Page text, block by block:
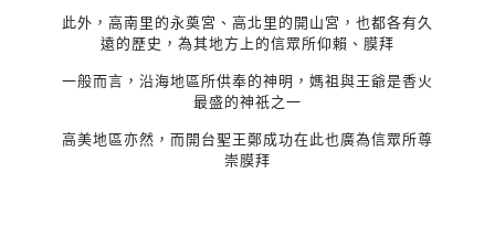
此外，高南里的永奠宮、高北里的開山宮，也都各有久
遠的歷史，為其地方上的信眾所仰賴、膜拜
一般而言，沿海地區所供奉的神明，媽祖與王爺是香火
最盛的神祇之一
高美地區亦然，而開台聖王鄭成功在此也廣為信眾所尊
崇膜拜